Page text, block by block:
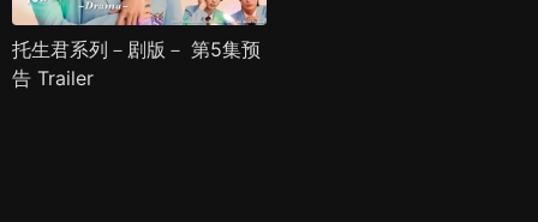
托生君系列－剧版－ 第5集预
告 Trailer